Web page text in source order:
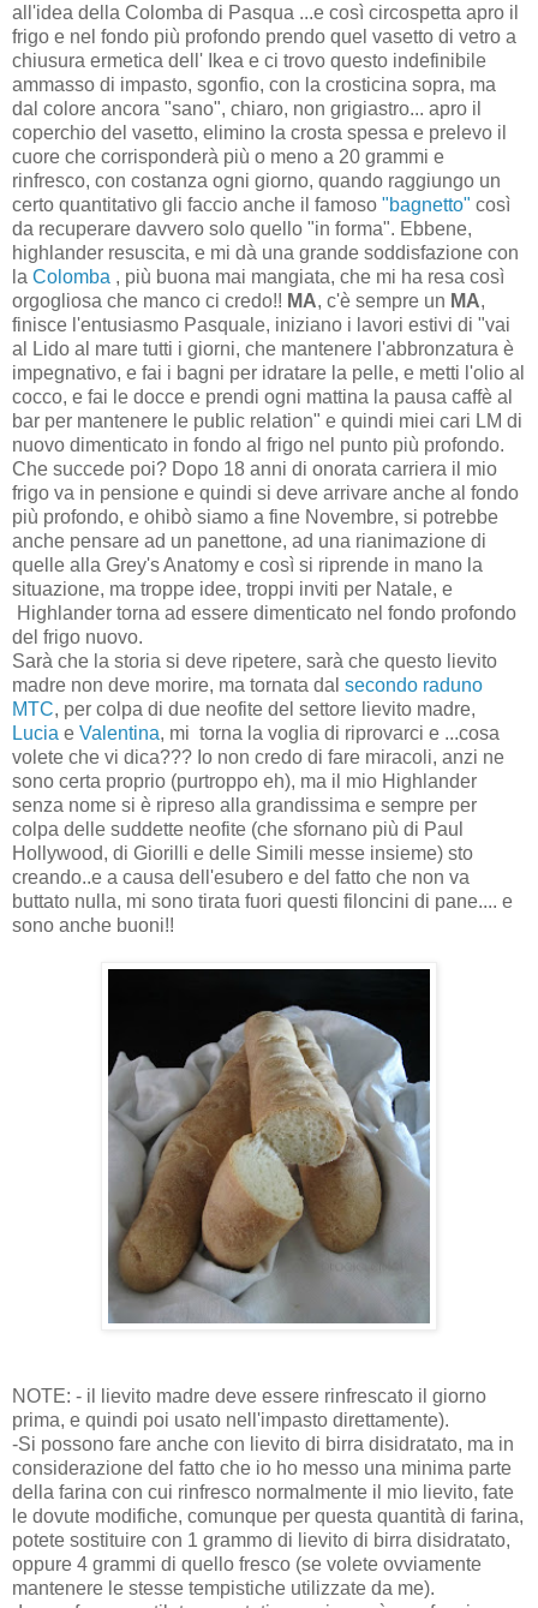
all'idea della Colomba di Pasqua ...e così circospetta apro il
frigo e nel fondo più profondo prendo quel vasetto di vetro a
chiusura ermetica dell' Ikea e ci trovo questo indefinibile
ammasso di impasto, sgonfio, con la crosticina sopra, ma
dal colore ancora "sano", chiaro, non grigiastro... apro il
coperchio del vasetto, elimino la crosta spessa e prelevo il
cuore che corrisponderà più o meno a 20 grammi e
rinfresco, con costanza ogni giorno, quando raggiungo un
certo quantitativo gli faccio anche il famoso "bagnetto" così
da recuperare davvero solo quello "in forma". Ebbene,
highlander resuscita, e mi dà una grande soddisfazione con
la Colomba , più buona mai mangiata, che mi ha resa così
orgogliosa che manco ci credo!! MA, c'è sempre un MA,
finisce l'entusiasmo Pasquale, iniziano i lavori estivi di "vai
al Lido al mare tutti i giorni, che mantenere l'abbronzatura è
impegnativo, e fai i bagni per idratare la pelle, e metti l'olio al
cocco, e fai le docce e prendi ogni mattina la pausa caffè al
bar per mantenere le public relation" e quindi miei cari LM di
nuovo dimenticato in fondo al frigo nel punto più profondo.
Che succede poi? Dopo 18 anni di onorata carriera il mio
frigo va in pensione e quindi si deve arrivare anche al fondo
più profondo, e ohibò siamo a fine Novembre, si potrebbe
anche pensare ad un panettone, ad una rianimazione di
quelle alla Grey's Anatomy e così si riprende in mano la
situazione, ma troppe idee, troppi inviti per Natale, e
Highlander torna ad essere dimenticato nel fondo profondo
del frigo nuovo.
Sarà che la storia si deve ripetere, sarà che questo lievito
madre non deve morire, ma tornata dal secondo raduno
MTC, per colpa di due neofite del settore lievito madre,
Lucia e Valentina, mi torna la voglia di riprovarci e ...cosa
volete che vi dica??? Io non credo di fare miracoli, anzi ne
sono certa proprio (purtroppo eh), ma il mio Highlander
senza nome si è ripreso alla grandissima e sempre per
colpa delle suddette neofite (che sfornano più di Paul
Hollywood, di Giorilli e delle Simili messe insieme) sto
creando..e a causa dell'esubero e del fatto che non va
buttato nulla, mi sono tirata fuori questi filoncini di pane.... e
sono anche buoni!!
NOTE: - il lievito madre deve essere rinfrescato il giorno
prima, e quindi poi usato nell'impasto direttamente).
-Si possono fare anche con lievito di birra disidratato, ma in
considerazione del fatto che io ho messo una minima parte
della farina con cui rinfresco normalmente il mio lievito, fate
le dovute modifiche, comunque per questa quantità di farina,
potete sostituire con 1 grammo di lievito di birra disidratato,
oppure 4 grammi di quello fresco (se volete ovviamente
mantenere le stesse tempistiche utilizzate da me).